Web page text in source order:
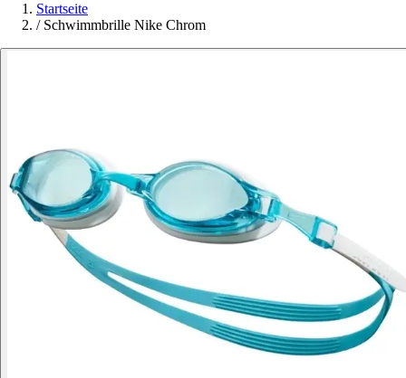
Startseite
/ Schwimmbrille Nike Chrom